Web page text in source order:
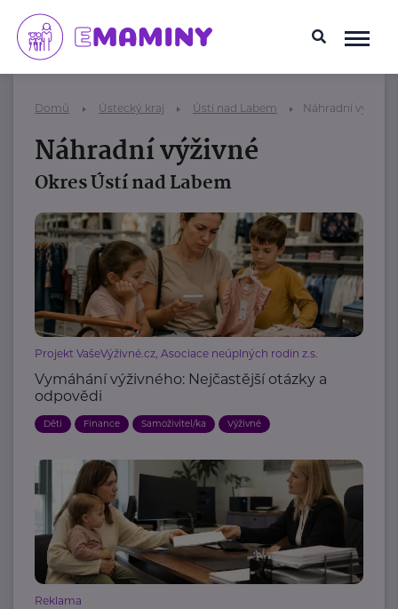
Domů Ústecký kraj Ústí nad Labem Náhradní výživné
Náhradní výživné
Okres Ústí nad Labem
Projekt VašeVýživné.cz, Asociace neúplných rodin z.s.
Vymáhání výživného: Nejčastější otázky a
odpovědi
Děti Finance Samoživitel/ka Výživné
Reklama